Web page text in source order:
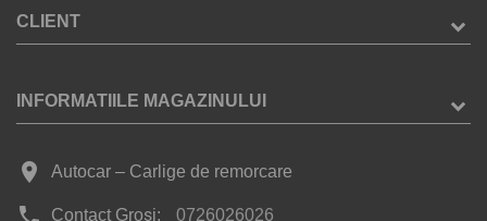
CLIENT
INFORMATIILE MAGAZINULUI
place Autocar – Carlige de remorcare
phone Contact Groși: 0726026026